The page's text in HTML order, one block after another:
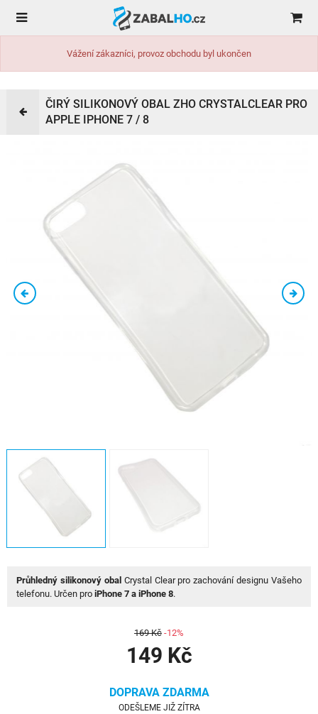
Vážení zákazníci, provoz obchodu byl ukončen
ČIRÝ SILIKONOVÝ OBAL ZHO CRYSTALCLEAR PRO
APPLE IPHONE 7 / 8
Průhledný silikonový obalCrystal Clear pro zachování designu Vašeho
telefonu. Určen proiPhone 7 a iPhone 8.
169 Kč -12%
149 Kč
DOPRAVA ZDARMA
ODEŠLEME JIŽ ZÍTRA